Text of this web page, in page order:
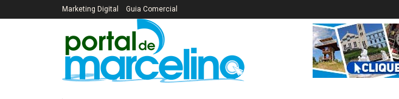
Marketing Digital Guia Comercial